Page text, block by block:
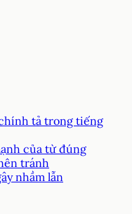
tả trong tiếng
của từ đúng
tránh
nhầm lẫn